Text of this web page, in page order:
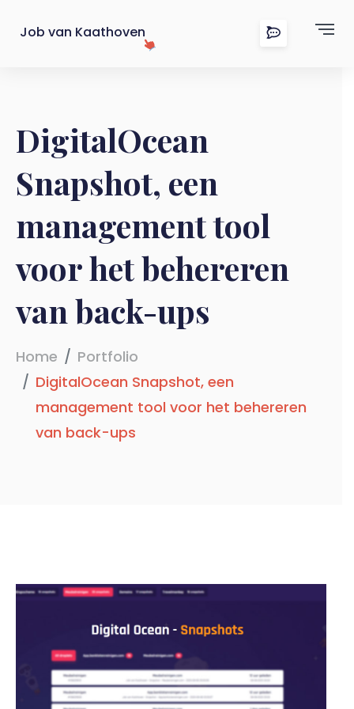
Job van Kaathoven
DigitalOcean
Snapshot, een
management tool
voor het behereren
van back-ups
Home
Portfolio
DigitalOcean Snapshot, een
management tool voor het behereren
van back-ups